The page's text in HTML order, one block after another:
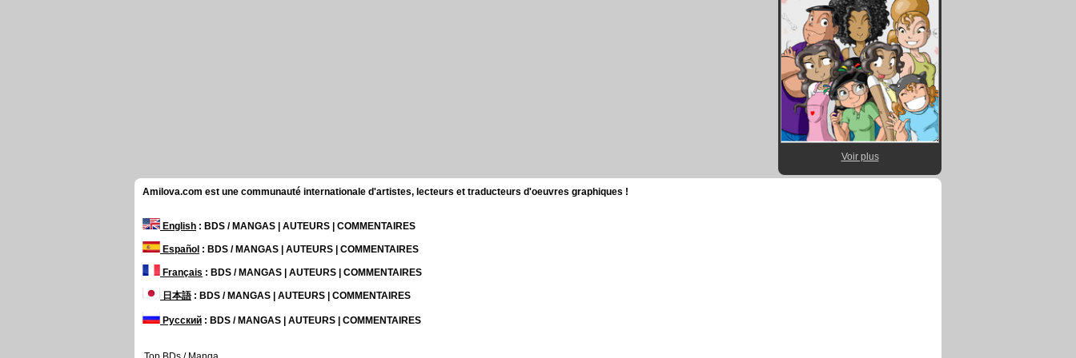
Voir plus
Amilova.com est une communauté internationale d'artistes, lecteurs et traducteurs d'oeuvres graphiques !
English : BDS / MANGAS | AUTEURS | COMMENTAIRES
Español : BDS / MANGAS | AUTEURS | COMMENTAIRES
Français : BDS / MANGAS | AUTEURS | COMMENTAIRES
日本語: BDS / MANGAS | AUTEURS | COMMENTAIRES
Русский : BDS / MANGAS | AUTEURS | COMMENTAIRES